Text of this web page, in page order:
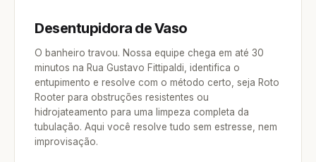
Desentupidora de Vaso
O banheiro travou. Nossa equipe chega em até 30
minutos na Rua Gustavo Fittipaldi, identifica o
entupimento e resolve com o método certo, seja Roto
Rooter para obstruções resistentes ou
hidrojateamento para uma limpeza completa da
tubulação. Aqui você resolve tudo sem estresse, nem
improvisação.